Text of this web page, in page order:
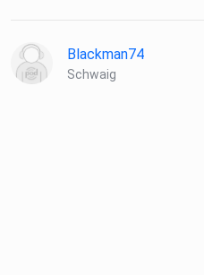
Blackman74
Schwaig